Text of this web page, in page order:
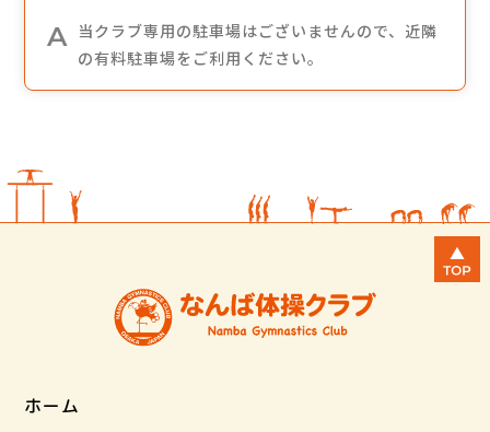
当クラブ専用の駐車場はございませんので、近隣
の有料駐車場をご利用ください。
ホーム